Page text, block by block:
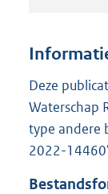
Deze
Waterschap
type andere
2022-